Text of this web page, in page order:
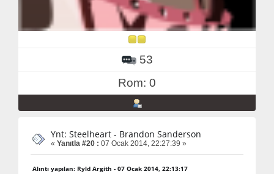
53
Rom: 0
Ynt: Steelheart - Brandon Sanderson
« Yanıtla #20 : 07 Ocak 2014, 22:27:39 »
Alıntı yapılan: Ryld Argith - 07 Ocak 2014, 22:13:17